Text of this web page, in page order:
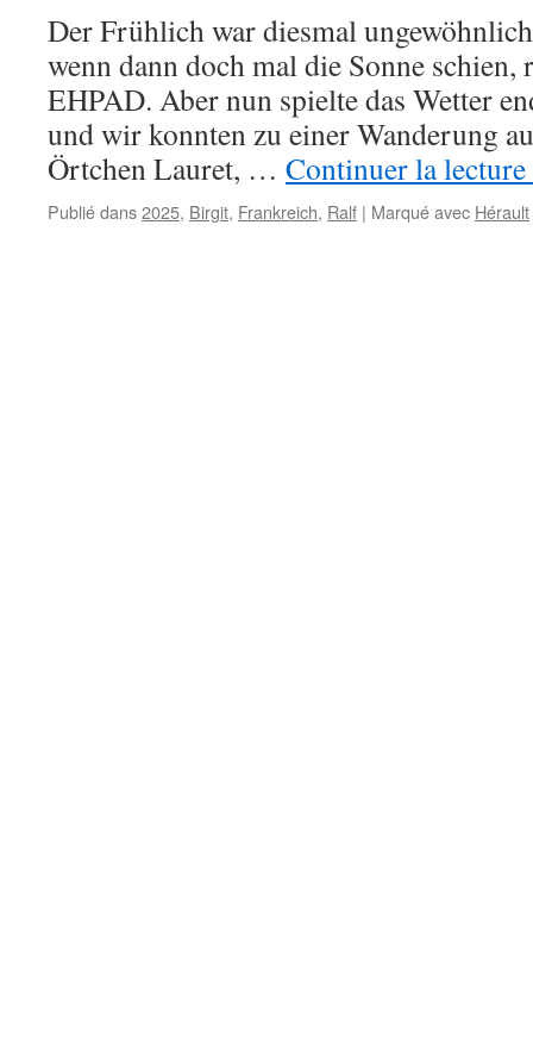
Der Frühlich war diesmal
wenn dann doch mal die Sonne
EHPAD. Aber nun spielte das Wetter
und wir konnten zu einer Wanderung
Örtchen Lauret, … Continuer la lecture
Publié dans2025, Birgit, Frankreich, Ralf | Marqué avec Hérault